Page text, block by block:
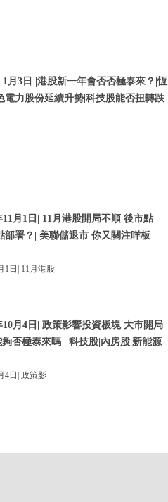
1月3日 |港股新一年會否否極泰來？|恆
電力股份延續升勢|科技股能否扭轉跌
11月1日| 11月港股開局不順 後市點
部署？| 美聯儲退市 你又關注咩板
1日| 11月港股
10月4日| 政策影響投資板塊 大市開局
否極泰來嗎 | 科技股|內房股|新能源
4日| 政策影